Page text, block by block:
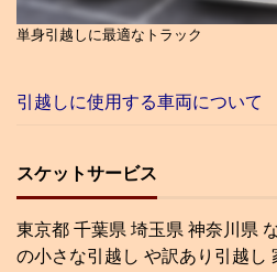
単身引越しに最適なトラック
引越しに使用する車両について
スケットサービス
東京都 千葉県 埼玉県 神奈川県
の小さな引越し や訳あり引越し